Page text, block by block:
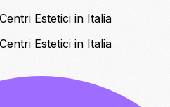
Estetici in Italia
Estetici in Italia